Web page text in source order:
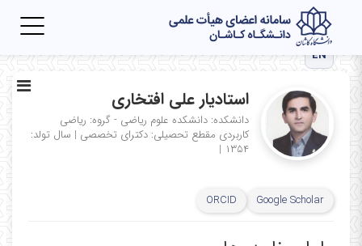
EN
استادیار علی افتخاری
دانشکده: دانشکده علوم ریاضی - گروه: ریاضی
کاربردی مقطع تحصیلی: دکترای تخصصی | سال تولد:
۱۳۵۴ |
Google Scholar
ORCID